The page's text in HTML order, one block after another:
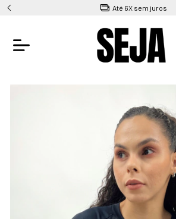
Até 6X sem juros